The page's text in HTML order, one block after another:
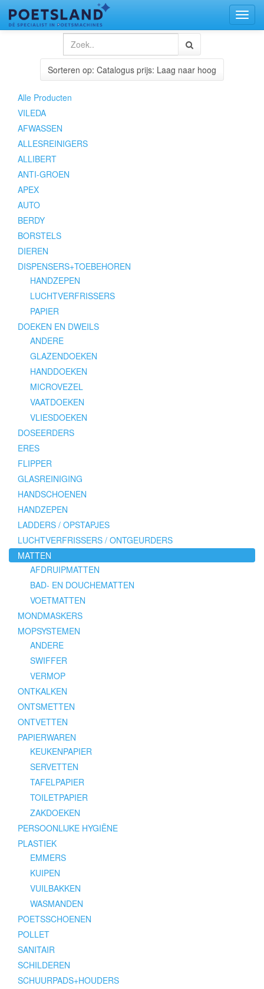
Sorteren op: Catalogus prijs: Laag naar hoog
Alle Producten
VILEDA
AFWASSEN
ALLESREINIGERS
ALLIBERT
ANTI-GROEN
APEX
AUTO
BERDY
BORSTELS
DIEREN
DISPENSERS+TOEBEHOREN
HANDZEPEN
LUCHTVERFRISSERS
PAPIER
DOEKEN EN DWEILS
ANDERE
GLAZENDOEKEN
HANDDOEKEN
MICROVEZEL
VAATDOEKEN
VLIESDOEKEN
DOSEERDERS
ERES
FLIPPER
GLASREINIGING
HANDSCHOENEN
HANDZEPEN
LADDERS / OPSTAPJES
LUCHTVERFRISSERS / ONTGEURDERS
MATTEN
AFDRUIPMATTEN
BAD- EN DOUCHEMATTEN
VOETMATTEN
MONDMASKERS
MOPSYSTEMEN
ANDERE
SWIFFER
VERMOP
ONTKALKEN
ONTSMETTEN
ONTVETTEN
PAPIERWAREN
KEUKENPAPIER
SERVETTEN
TAFELPAPIER
TOILETPAPIER
ZAKDOEKEN
PERSOONLIJKE HYGIËNE
PLASTIEK
EMMERS
KUIPEN
VUILBAKKEN
WASMANDEN
POETSSCHOENEN
POLLET
SANITAIR
SCHILDEREN
SCHUURPADS+HOUDERS